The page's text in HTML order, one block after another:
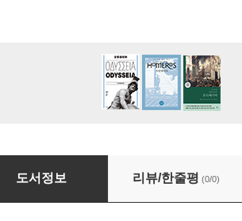
자원 연구의 이해와 접근
도서정보 리뷰/한줄평 (0/0)